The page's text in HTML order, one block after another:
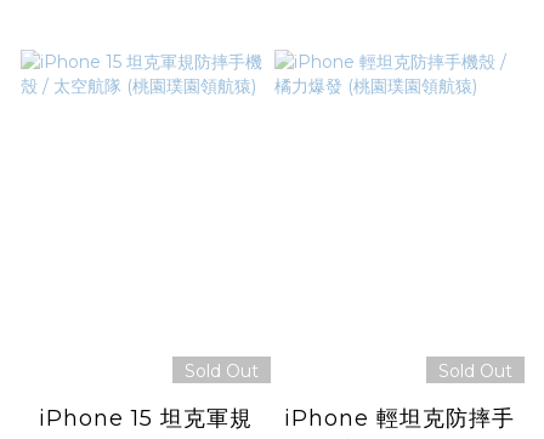
Sold Out
iPhone 15 坦克軍規
Sold Out
iPhone 輕坦克防摔手